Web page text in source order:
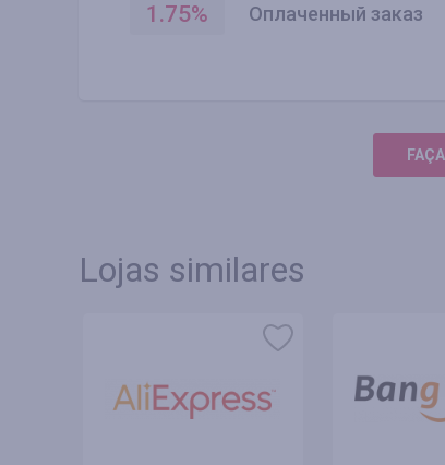
1.75% Оплаченный заказ
Lojas similares